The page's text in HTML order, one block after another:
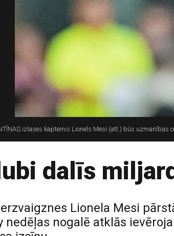
izlases kapteinis Lionels Mesi (att.) būs
dalīs
Lionela Mesi
nedēļas nogalē atklās